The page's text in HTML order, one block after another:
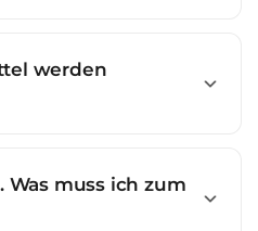
werden
muss ich zum